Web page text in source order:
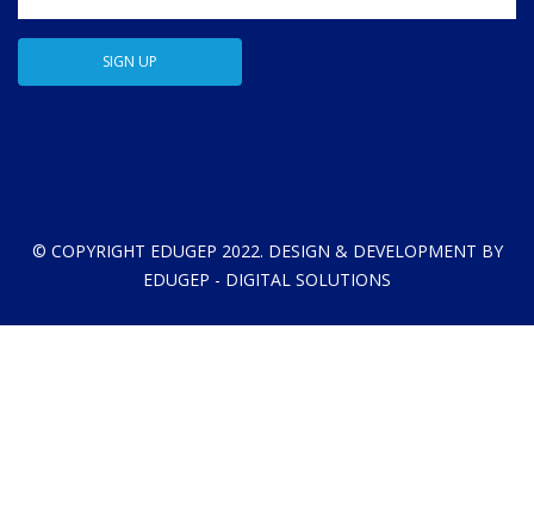
© COPYRIGHT EDUGEP 2022. DESIGN & DEVELOPMENT BY
EDUGEP - DIGITAL SOLUTIONS